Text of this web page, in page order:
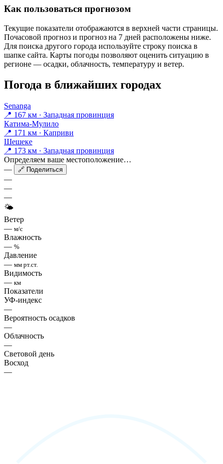
Как пользоваться прогнозом
Текущие показатели отображаются в верхней части страницы.
Почасовой прогноз и прогноз на 7 дней расположены ниже.
Для поиска другого города используйте строку поиска в
шапке сайта. Карты погоды позволяют оценить ситуацию в
регионе — осадки, облачность, температуру и ветер.
Погода в ближайших городах
Senanga
📍 167 км · Западная провинция
Катима-Мулило
📍 171 км · Каприви
Шешеке
📍 173 км · Западная провинция
Определяем ваше местоположение…
—
🔗 Поделиться
—
—
—
🌤
Ветер
— м/с
Влажность
— %
Давление
— мм рт.ст.
Видимость
— км
Показатели
УФ-индекс
—
Вероятность осадков
—
Облачность
—
Световой день
Восход
—